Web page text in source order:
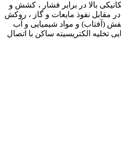
بالا در برابر فشار ، کشش و
مقابل نفوذ مایعات و گاز ، روکش
(آفتاب) و مواد شیمیایی و آب
تخلیه الکتریسیته ساکن با اتصال